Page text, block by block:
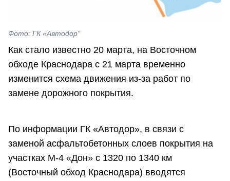
Фото: ГК «Автодор"
Как стало известно 20 марта, на Восточном
обходе Краснодара с 21 марта временно
изменится схема движения из-за работ по
замене дорожного покрытия.
По информации ГК «Автодор», в связи с
заменой асфальтобетонных слоев покрытия на
участках М-4 «Дон» с 1320 по 1340 км
(Восточный обход Краснодара) вводятся